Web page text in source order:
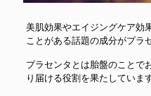
美肌効果やエイジングケア効
ことがある話題の成分がプラ
プラセンタとは胎盤のことで
り届ける役割を果たしています